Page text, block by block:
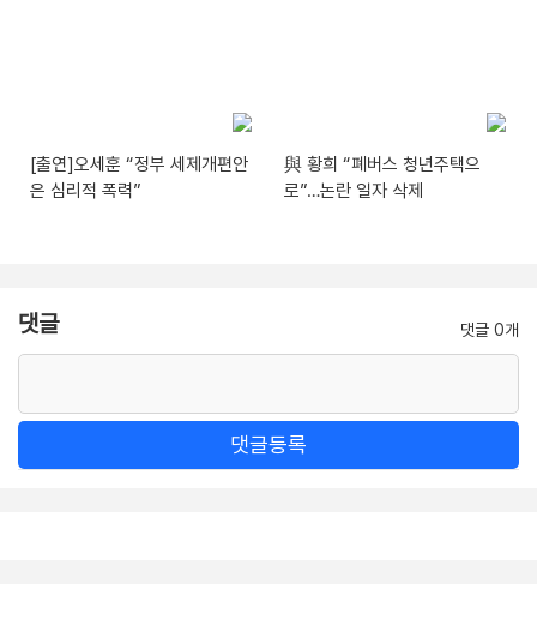
[출연]오세훈 “정부 세제개편안
은 심리적 폭력”
與 황희 “폐버스 청년주택으
로”…논란 일자 삭제
댓글 댓글 0개
댓글등록